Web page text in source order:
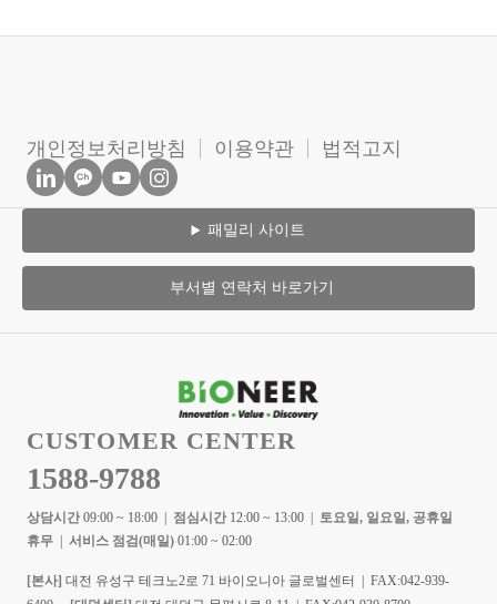
개인정보처리방침 이용약관 법적고지
패밀리 사이트
부서별 연락처 바로가기
CUSTOMER CENTER
1588-9788
상담시간 09:00 ~ 18:00 | 점심시간 12:00 ~ 13:00 | 토요일, 일요일, 공휴일
휴무
서비스 점검(매일) 01:00 ~ 02:00
[본사] 대전 유성구 테크노2로 71 바이오니아 글로벌센터 | FAX:042-939-